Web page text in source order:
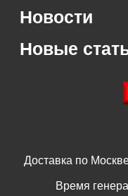
Новости
Новые
Доставка по
Время